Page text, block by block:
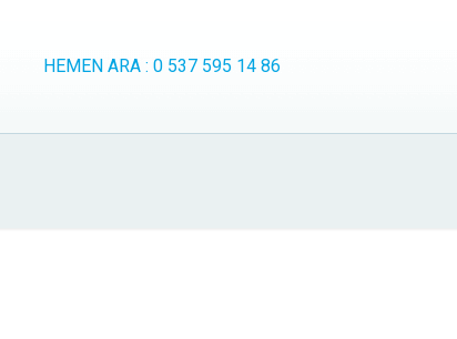
HEMEN ARA : 0 537 595 14 86